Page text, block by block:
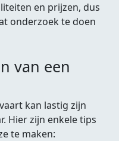
en prijzen, dus
onderzoek te doen
van een
kan lastig zijn
Hier zijn enkele tips
te maken: